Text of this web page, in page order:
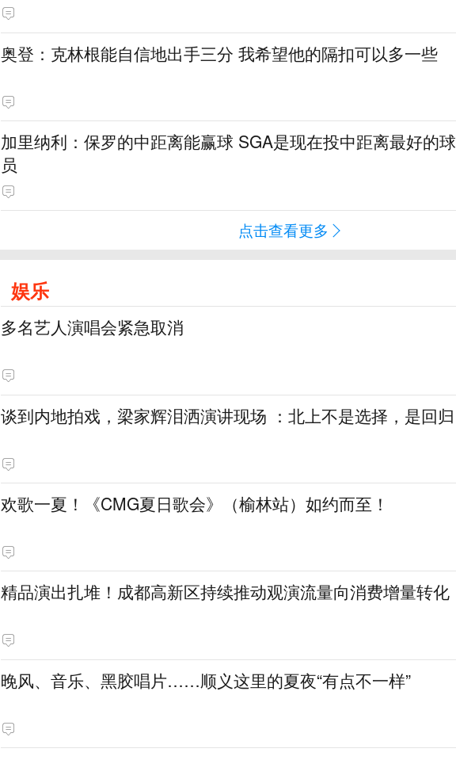
奥登：克林根能自信地出手三分 我希望他的隔扣可以多一些
加里纳利：保罗的中距离能赢球 SGA是现在投中距离最好的球
员
点击查看更多
娱乐
多名艺人演唱会紧急取消
谈到内地拍戏，梁家辉泪洒演讲现场 ：北上不是选择，是回归
欢歌一夏！《CMG夏日歌会》（榆林站）如约而至！
精品演出扎堆！成都高新区持续推动观演流量向消费增量转化
晚风、音乐、黑胶唱片……顺义这里的夏夜“有点不一样”